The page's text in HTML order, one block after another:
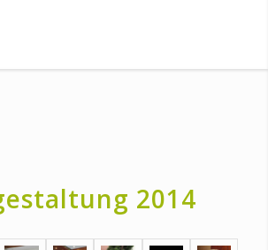
2014